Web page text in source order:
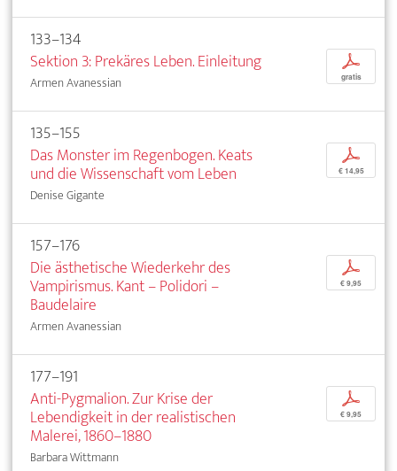
133–134
Sektion 3: Prekäres Leben. Einleitung
Armen Avanessian
p
gratis
135–155
Das Monster im Regenbogen. Keats
und die Wissenschaft vom Leben
Denise Gigante
p
€ 14,95
157–176
Die ästhetische Wiederkehr des
Vampirismus. Kant – Polidori –
Baudelaire
Armen Avanessian
p
€ 9,95
177–191
Anti-Pygmalion. Zur Krise der
Lebendigkeit in der realistischen
Malerei, 1860–1880
Barbara Wittmann
p
€ 9,95